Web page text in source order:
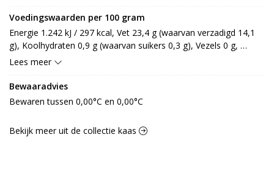
conserveermiddel: E1105 EI]
Voedingswaarden per 100 gram
Energie 1.242 kJ / 297 kcal, Vet 23,4 g (waarvan verzadigd 14,1
g), Koolhydraten 0,9 g (waarvan suikers 0,3 g), Vezels 0 g,
Eiwitten 20,6 g, Zout 2,3 g.
Lees meer
Bewaaradvies
Bewaren tussen 0,00°C en 0,00°C
Bekijk meer uit de collectie kaas